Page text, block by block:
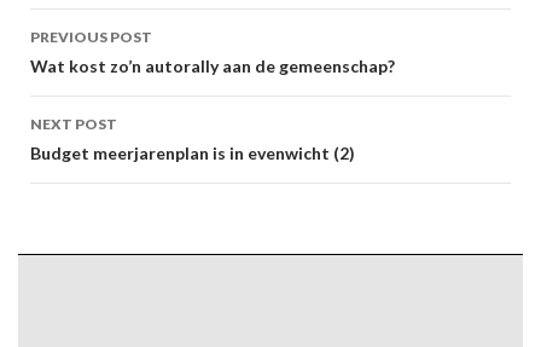
Post
navigation
PREVIOUS POST
Wat kost zo’n autorally aan de gemeenschap?
NEXT POST
Budget meerjarenplan is in evenwicht (2)